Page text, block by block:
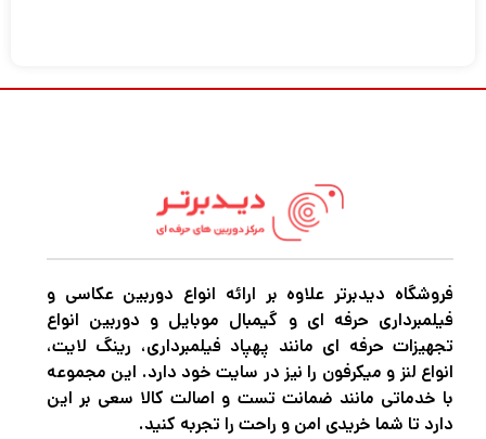
فروشگاه دیدبرتر علاوه بر ارائه انواع دوربین عکاسی و
فیلمبرداری حرفه ای و گیمبال موبایل و دوربین انواع
تجهیزات حرفه ای مانند پهپاد فیلمبرداری، رینگ لایت،
انواع لنز و میکرفون را نیز در سایت خود دارد. این مجموعه
با خدماتی مانند ضمانت تست و اصالت کالا سعی بر این
دارد تا شما خریدی امن و راحت را تجربه کنید.